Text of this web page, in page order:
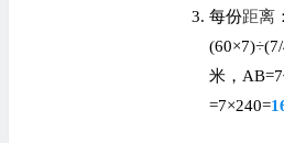
每份距离：
米，
=7×240=